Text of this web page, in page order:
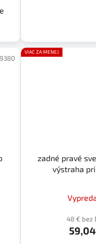
VIAC ZA MENEJ
zadné pravé
výstraha
48 € bez